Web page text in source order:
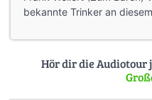
bekannte Trinker an
Hör dir die Audiotour